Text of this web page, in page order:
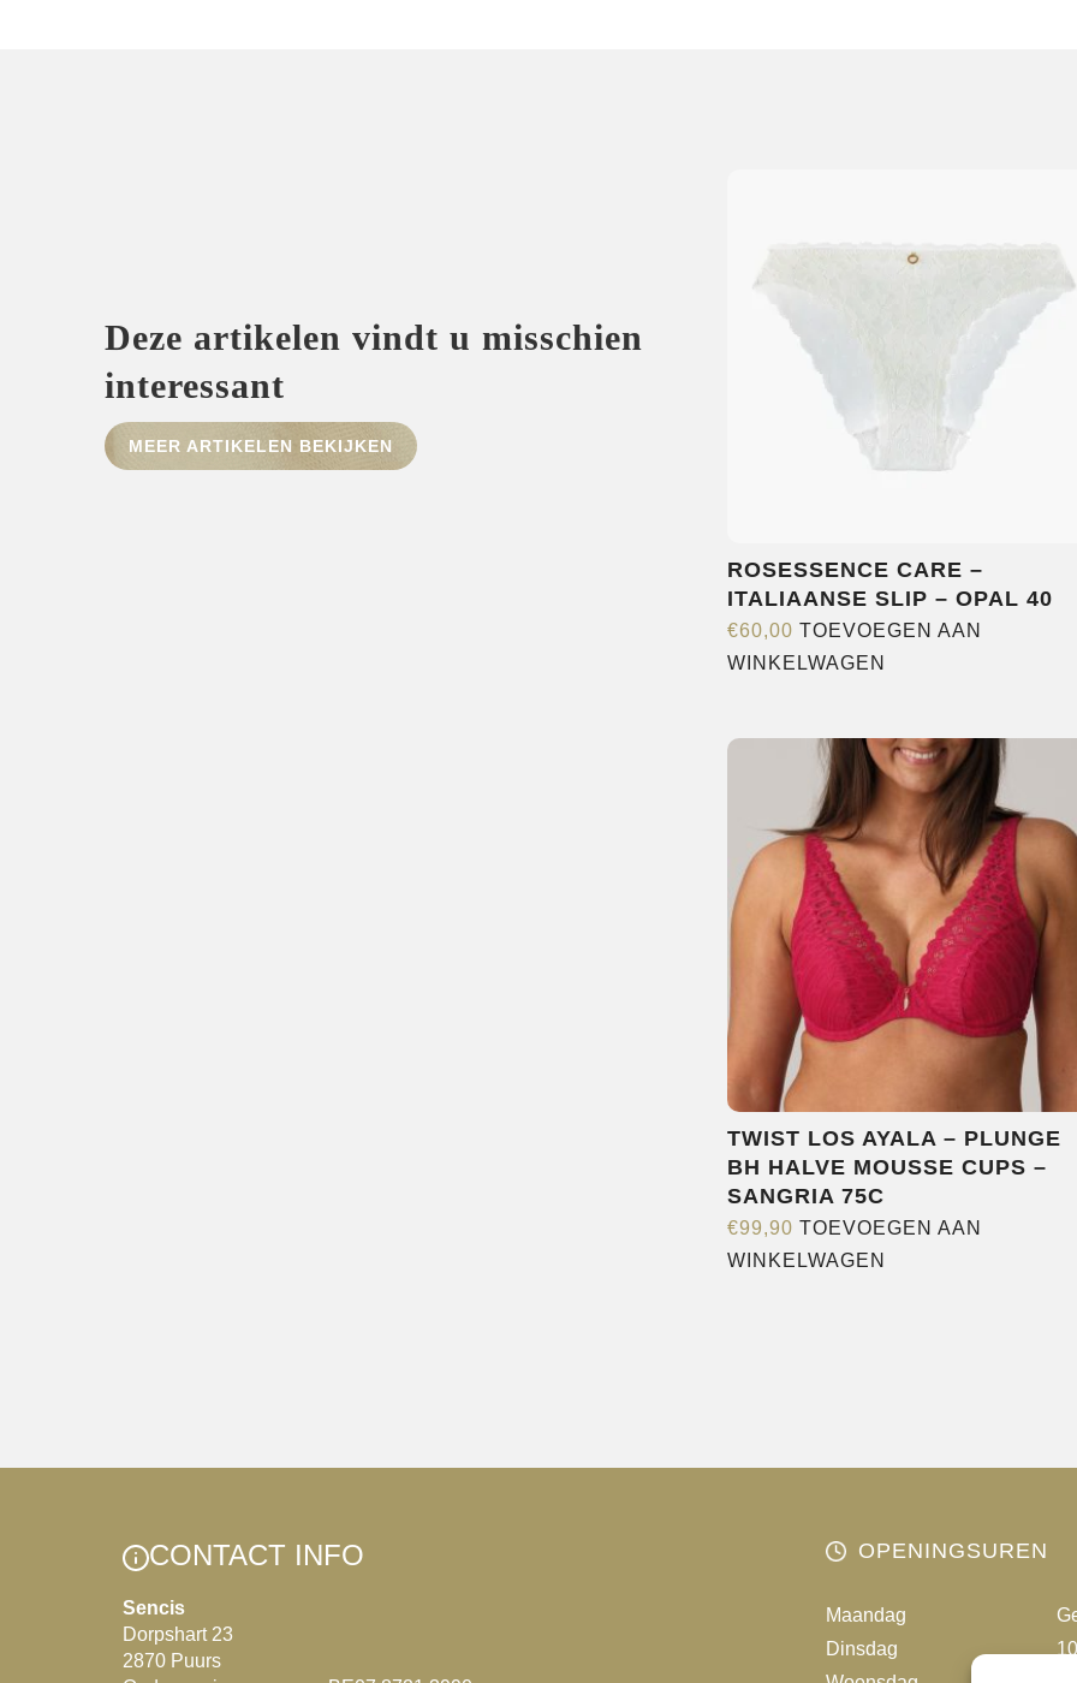
Deze artikelen vindt u misschien
interessant
MEER ARTIKELEN BEKIJKEN
ROSESSENCE CARE –
ITALIAANSE SLIP – OPAL 40
€60,00 TOEVOEGEN AAN
WINKELWAGEN
TWIST LOS AYALA – PLUNGE
BH HALVE MOUSSE CUPS –
SANGRIA 75C
€99,90 TOEVOEGEN AAN
WINKELWAGEN
CONTACT INFO
Sencis
Dorpshart 23
2870 Puurs
OPENINGSUREN
Maandag
Dinsdag